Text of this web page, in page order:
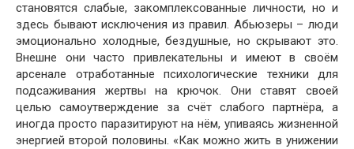
становятся слабые, закомплексованные личности, но и
здесь бывают исключения из правил. Абьюзеры – люди
эмоционально холодные, бездушные, но скрывают это.
Внешне они часто привлекательны и имеют в своём
арсенале отработанные психологические техники для
подсаживания жертвы на крючок. Они ставят своей
целью самоутверждение за счёт слабого партнёра, а
иногда просто паразитируют на нём, упиваясь жизненной
энергией второй половины. «Как можно жить в унижении